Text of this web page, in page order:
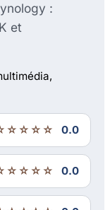
:
et
0.0
0.0